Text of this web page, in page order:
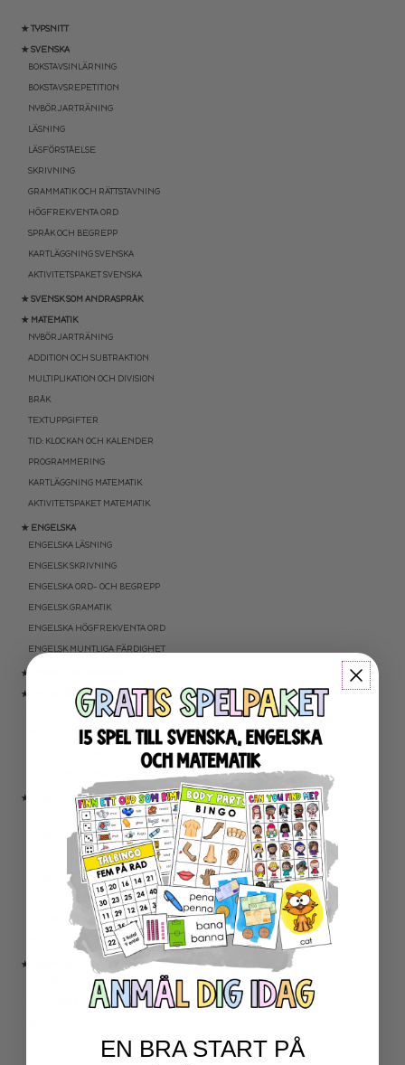
★ TYPSNITT
★ SVENSKA
BOKSTAVSINLÄRNING
BOKSTAVSREPETITION
NYBÖRJARTRÄNING
LÄSNING
LÄSFÖRSTÅELSE
SKRIVNING
GRAMMATIK OCH RÄTTSTAVNING
HÖGFREKVENTA ORD
SPRÅK OCH BEGREPP
KARTLÄGGNING SVENSKA
AKTIVITETSPAKET SVENSKA
★ SVENSK SOM ANDRASPRÅK
★ MATEMATIK
NYBÖRJARTRÄNING
ADDITION OCH SUBTRAKTION
MULTIPLIKATION OCH DIVISION
BRÅK
TEXTUPPGIFTER
TID: KLOCKAN OCH KALENDER
PROGRAMMERING
KARTLÄGGNING MATEMATIK
AKTIVITETSPAKET MATEMATIK
★ ENGELSKA
ENGELSKA LÄSNING
ENGELSK SKRIVNING
ENGELSKA ORD- OCH BEGREPP
ENGELSK GRAMATIK
ENGELSKA HÖGFREKVENTA ORD
ENGELSK MUNTLIGA FÄRDIGHET
★ UTOMHUSPEDAGOGIK
★ ANDRA ÄMNEN
SOCIALA FÄRDIGHETER
SAMHÄLLSKUNSKAP
★ SERIER
ESCAPE ROOMS
UPPGIFTSKORT SVENSKA
NIVÅINDELADE LÄSTEXTER
LÄSKORT FAKTA
VI SKRIVER
SPRÅKSPIRALEN
MATTESPIRALEN
★ SÄSONG OCH HÖGTIDER
OLYMPISKA SPELEN
EN BRA START PÅ